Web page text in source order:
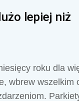
lepiej niż
roku dla
wbrew wszelkim